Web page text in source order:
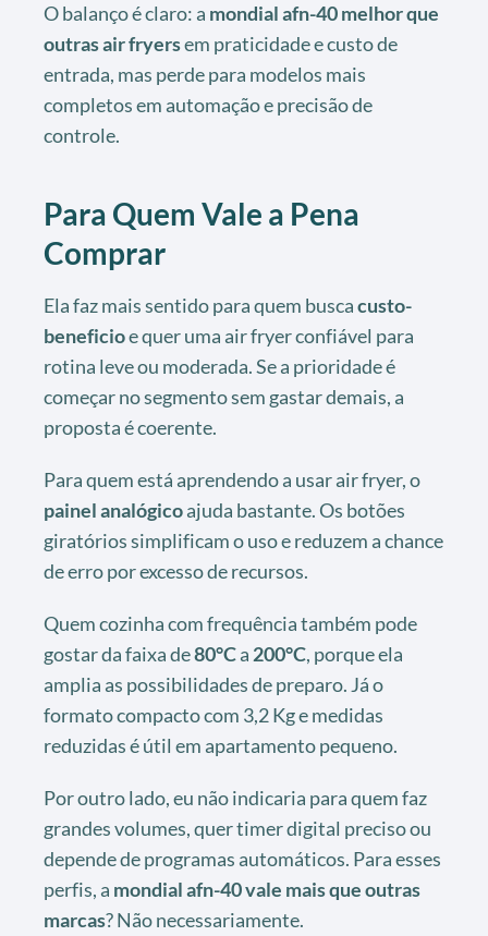
O balanço é claro: a mondial afn-40 melhor que
outras air fryersem praticidade e custo de
entrada, mas perde para modelos mais
completos em automação e precisão de
controle.
Para Quem Vale a Pena
Comprar
Ela faz mais sentido para quem buscacusto-
beneficioe quer uma air fryer confiável para
rotina leve ou moderada. Se a prioridade é
começar no segmento sem gastar demais, a
proposta é coerente.
Para quem está aprendendo a usar air fryer, o
painel analógicoajuda bastante. Os botões
giratórios simplificam o uso e reduzem a chance
de erro por excesso de recursos.
Quem cozinha com frequência também pode
gostar da faixa de80°Ca 200°C, porque ela
amplia as possibilidades de preparo. Já o
formato compacto com 3,2 Kg e medidas
reduzidas é útil em apartamento pequeno.
Por outro lado, eu não indicaria para quem faz
grandes volumes, quer timer digital preciso ou
depende de programas automáticos. Para esses
perfis, a mondial afn-40 vale mais que outras
marcas? Não necessariamente.